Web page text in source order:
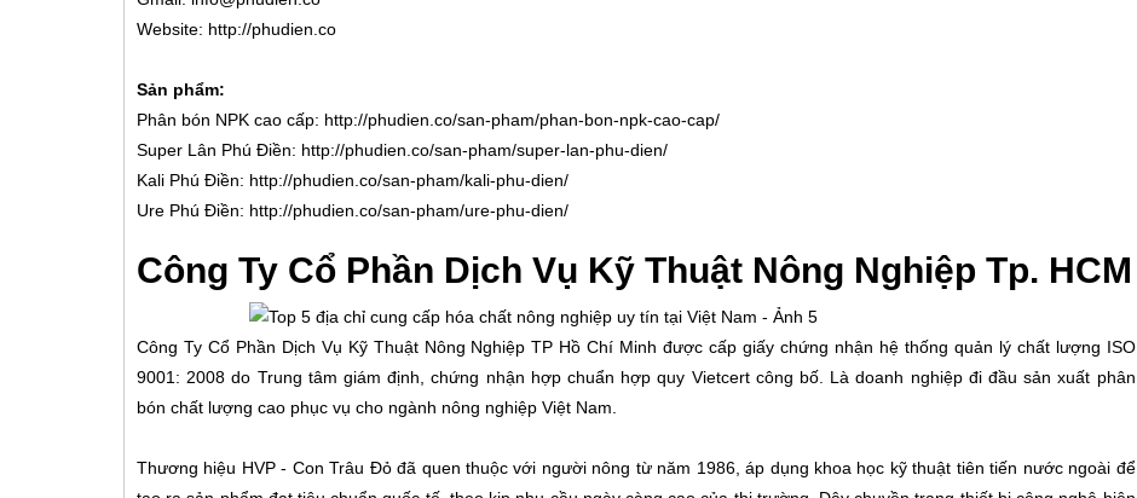
Website: http://phudien.co
Sản phẩm:
Phân bón NPK cao cấp: http://phudien.co/san-pham/phan-bon-npk-cao-cap/
Super Lân Phú Điền: http://phudien.co/san-pham/super-lan-phu-dien/
Kali Phú Điền: http://phudien.co/san-pham/kali-phu-dien/
Ure Phú Điền: http://phudien.co/san-pham/ure-phu-dien/
Công Ty Cổ Phần Dịch Vụ Kỹ Thuật Nông Nghiệp Tp. HCM
Công Ty Cổ Phần Dịch Vụ Kỹ Thuật Nông Nghiệp TP Hồ Chí Minh được cấp giấy chứng nhận hệ thống quản lý chất lượng ISO
9001: 2008 do Trung tâm giám định, chứng nhận hợp chuẩn hợp quy Vietcert công bố. Là doanh nghiệp đi đầu sản xuất phân
bón chất lượng cao phục vụ cho ngành nông nghiệp Việt Nam.
Thương hiệu HVP - Con Trâu Đỏ đã quen thuộc với người nông từ năm 1986, áp dụng khoa học kỹ thuật tiên tiến nước ngoài để